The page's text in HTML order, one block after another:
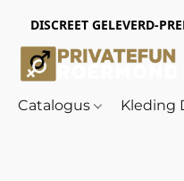
DISCREET GELEVERD-
Catalogus Kleding